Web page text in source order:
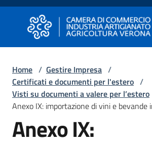
Vai al contenuto
Vai alla navigazione
Vai al footer
Camera di Commercio di
Camera di Commercio di
Avviare
Impresa
Gestire
Home / Gestire Impresa /
Certificati e documenti per l'estero /
Visti su documenti a valere per l’estero
Anexo IX: importazione di vini e bevande
Anexo IX: